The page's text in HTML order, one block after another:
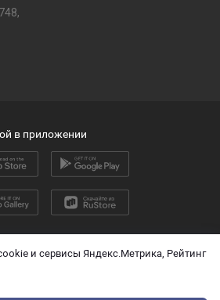
и сервисы Яндекс.Метрика, Рейтинг
данных
в приложении